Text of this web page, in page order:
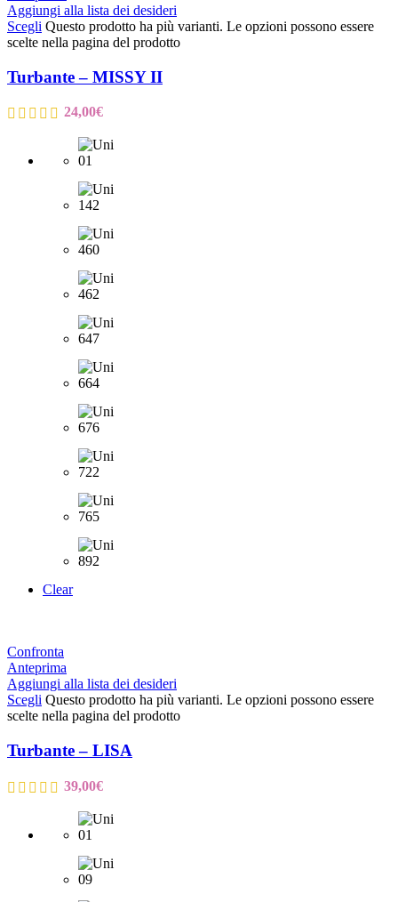
Aggiungi alla lista dei desideri
Scegli Questo prodotto ha più varianti. Le opzioni possono essere
scelte nella pagina del prodotto
Turbante – MISSY II
24,00€
Clear
Confronta
Anteprima
Aggiungi alla lista dei desideri
Scegli Questo prodotto ha più varianti. Le opzioni possono essere
scelte nella pagina del prodotto
Turbante – LISA
39,00€